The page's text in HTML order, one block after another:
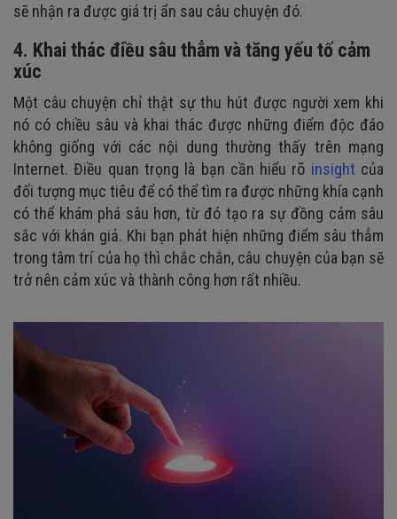
sẽ nhận ra được giá trị ẩn sau câu chuyện đó.
4. Khai thác điều sâu thẳm và tăng yếu tố cảm
xúc
Một câu chuyện chỉ thật sự thu hút được người xem khi
nó có chiều sâu và khai thác được những điểm độc đáo
không giống với các nội dung thường thấy trên mạng
Internet. Điều quan trọng là bạn cần hiểu rõ insight của
đối tượng mục tiêu để có thể tìm ra được những khía cạnh
có thể khám phá sâu hơn, từ đó tạo ra sự đồng cảm sâu
sắc với khán giả. Khi bạn phát hiện những điểm sâu thẳm
trong tâm trí của họ thì chắc chắn, câu chuyện của bạn sẽ
trở nên cảm xúc và thành công hơn rất nhiều.